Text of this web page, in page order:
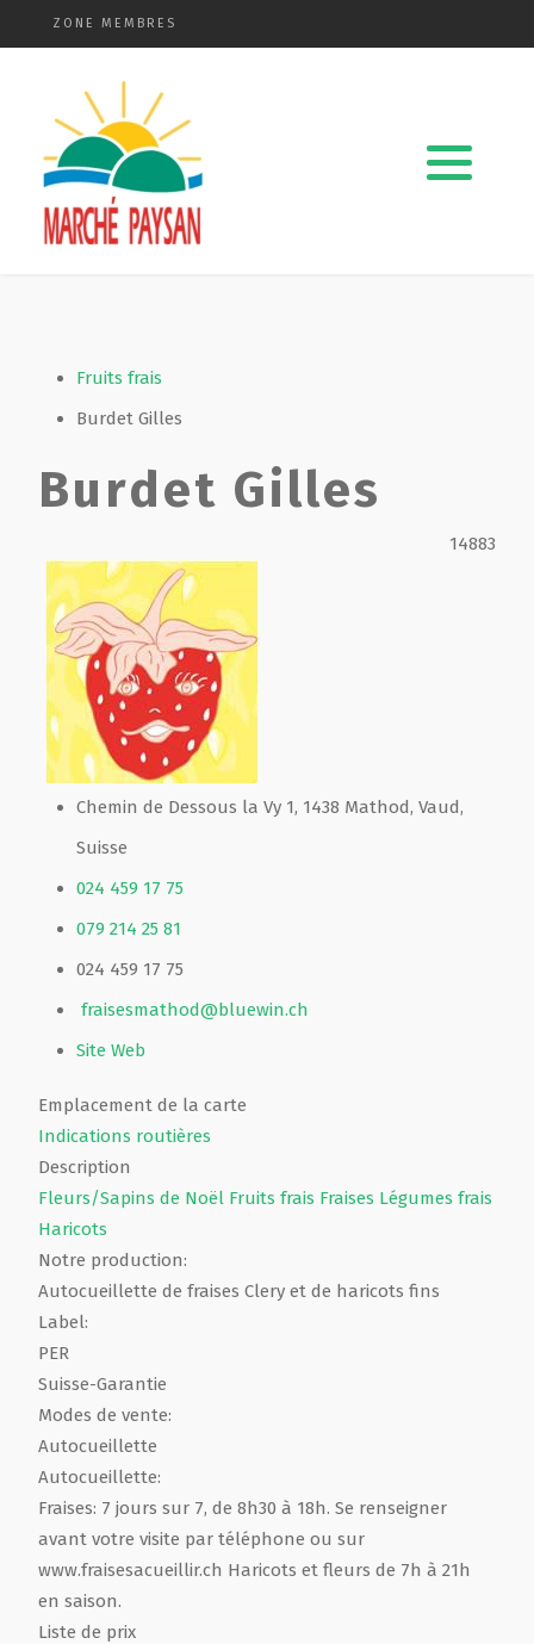
ZONE MEMBRES
Fruits frais
Burdet Gilles
Burdet Gilles
14883
Chemin de Dessous la Vy 1, 1438 Mathod, Vaud,
Suisse
024 459 17 75
079 214 25 81
024 459 17 75
fraisesmathod@bluewin.ch
Site Web
Emplacement de la carte
Indications routières
Description
Fleurs/Sapins de Noël Fruits frais Fraises Légumes frais
Haricots
Notre production:
Autocueillette de fraises Clery et de haricots fins
Label:
PER
Suisse-Garantie
Modes de vente:
Autocueillette
Autocueillette:
Fraises: 7 jours sur 7, de 8h30 à 18h. Se renseigner
avant votre visite par téléphone ou sur
www.fraisesacueillir.ch Haricots et fleurs de 7h à 21h
en saison.
Liste de prix
Qui sommes-nous ?
La charte
Le comité
Devenir membre
Film de présentation
Fête Marché Paysan
Partenaires